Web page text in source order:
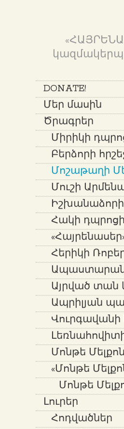
DONATE!
Մեր մասին
Ծրագրեր
Միրիկի
Բերձորի
Մոշաթաղի
Մուշի
Հակի
Հերիկի
Այրված տան
Ապրիլյան
Վուրգավանի
Մոնթե
«Մոնթե
Մոնթե
Լուրեր
Հոդվածներ